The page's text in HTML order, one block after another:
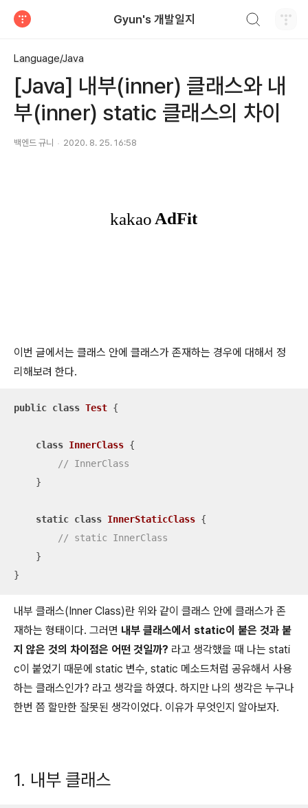
Gyun's 개발일지
Language/Java
[Java] 내부(inner) 클래스와 내
부(inner) static 클래스의 차이
백엔드 규니 2020. 8. 25. 16:58
이번 글에서는 클래스 안에 클래스가 존재하는 경우에 대해서 정
리해보려 한다.
public class Test {
class InnerClass {
// InnerClass
    }
static class InnerStaticClass {
// static InnerClass
    }
}
내부 클래스(Inner Class)란 위와 같이 클래스 안에 클래스가 존
재하는 형태이다. 그러면 내부 클래스에서 static이 붙은 것과 붙
지 않은 것의 차이점은 어떤 것일까? 라고 생각했을 때 나는 stati
c이 붙었기 때문에 static 변수, static 메소드처럼 공유해서 사용
하는 클래스인가? 라고 생각을 하였다. 하지만 나의 생각은 누구나
한번 쯤 할만한 잘못된 생각이었다. 이유가 무엇인지 알아보자.
1. 내부 클래스